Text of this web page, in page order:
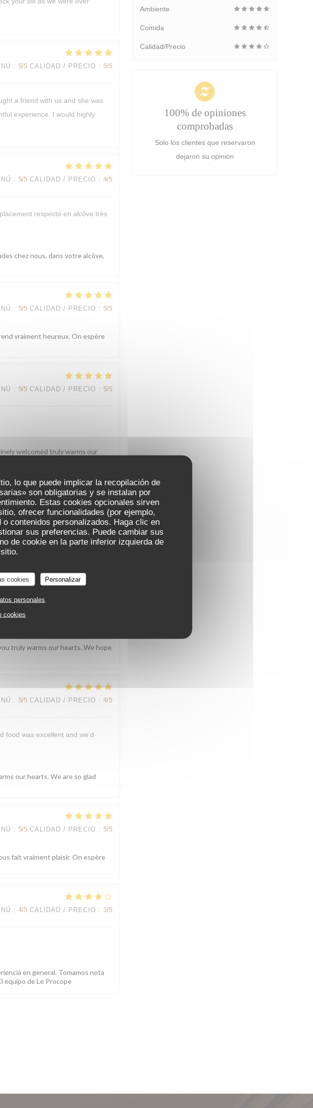
lo que puede implicar la recopilación de
son obligatorias y se instalan por
Estas cookies opcionales sirven
ofrecer funcionalidades (por ejemplo,
contenidos personalizados. Haga clic en
sus preferencias. Puede cambiar sus
de cookie en la parte inferior izquierda de
cookies Personalizar
personales
cookies
: 5/5 CALIDAD / PRECIO : 5/5
a friend with us and she was
experience. I would highly
: 5/5 CALIDAD / PRECIO : 4/5
respecté en alcôve très
chez nous, dans votre alcôve,
: 5/5 CALIDAD / PRECIO : 5/5
vraiment heureux. On espère
: 5/5 CALIDAD / PRECIO : 5/5
welcomed truly warms our
: 5/5 CALIDAD / PRECIO: 5/5
par l'assiette, nous rend
: 5/5 CALIDAD / PRECIO
truly warms our hearts. We hope
: 5/5 CALIDAD / PRECIO : 4/5
food was excellent and we’d
our hearts. We are so glad
: 5/5 CALIDAD / PRECIO : 5/5
fait vraiment plaisir. On espère
: 4/5 CALIDAD / PRECIO : 3/5
en general. Tomamos nota
equipo de Le Procope
Ambiente
Comida
Calidad/Precio
100% de opiniones
comprobadas
Solo los clientes que reservaron
dejaron su opinión